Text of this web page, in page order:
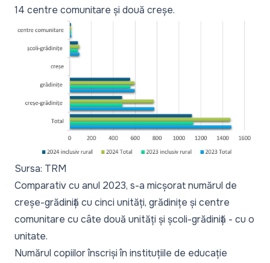
14 centre comunitare și două creșe.
Sursa: TRM
Comparativ cu anul 2023, s-a micșorat numărul de
creșe-grădiniță cu cinci unități, grădinițe și centre
comunitare cu câte două unități și școli-grădiniță - cu o
unitate.
Numărul copiilor înscriși în instituțiile de educație